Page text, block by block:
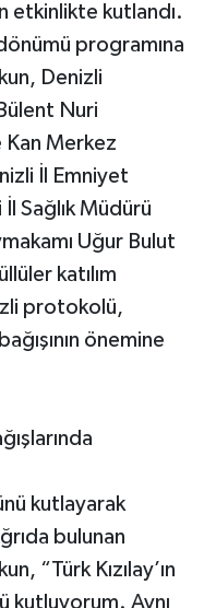
etkinlikte kutlandı.
programına
Denizli
Nuri
Merkez
İl Emniyet
Sağlık Müdürü
Uğur Bulut
katılım
protokolü,
önemine
kutlayarak
bulunan
“Türk Kızılay’ın
kutluyorum. Aynı